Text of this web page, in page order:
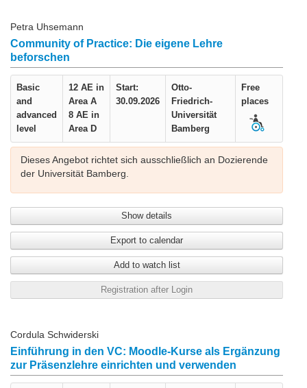
Petra Uhsemann
Community of Practice: Die eigene Lehre
beforschen
Basic
and
advanced
level
12 AE in
Area A
8 AE in
Area D
Start:
30.09.2026
Otto-
Friedrich-
Universität
Bamberg
Free
places
Dieses Angebot richtet sich ausschließlich an Dozierende
der Universität Bamberg.
Show details
Export to calendar
Add to watch list
Registration after Login
Cordula Schwiderski
Einführung in den VC: Moodle-Kurse als Ergänzung
zur Präsenzlehre einrichten und verwenden